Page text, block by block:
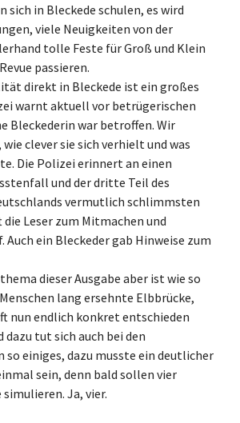
sich in Bleckede schulen, es wird
viele Neuigkeiten von der
tolle Feste für Groß und Klein
passieren.
direkt in Bleckede ist ein großes
warnt aktuell vor betrügerischen
Bleckederin war betroffen. Wir
clever sie sich verhielt und was
Die Polizei erinnert an einen
und der dritte Teil des
vermutlich schlimmsten
Leser zum Mitmachen und
Auch ein Bleckeder gab Hinweise zum
dieser Ausgabe aber ist wie so
lang ersehnte Elbbrücke,
nun endlich konkret entschieden
dazu tut sich auch bei den
so einiges, dazu musste ein deutlicher
sein, denn bald sollen vier
simulieren. Ja, vier.